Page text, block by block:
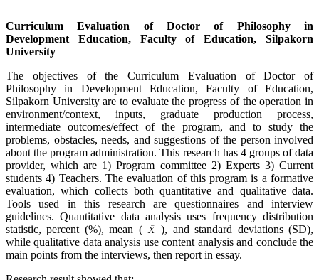
Curriculum Evaluation of Doctor of Philosophy in
Development Education, Faculty of Education, Silpakorn
University
The objectives of the Curriculum Evaluation of Doctor of
Philosophy in Development Education, Faculty of Education,
Silpakorn University are to evaluate the progress of the operation in
environment/context, inputs, graduate production process,
intermediate outcomes/effect of the program, and to study the
problems, obstacles, needs, and suggestions of the person involved
about the program administration. This research has 4 groups of data
provider, which are 1) Program committee 2) Experts 3) Current
students 4) Teachers. The evaluation of this program is a formative
evaluation, which collects both quantitative and qualitative data.
Tools used in this research are questionnaires and interview
guidelines. Quantitative data analysis uses frequency distribution
statistic, percent (%), mean (
), and standard deviations (SD),
while qualitative data analysis use content analysis and conclude the
main points from the interviews, then report in essay.